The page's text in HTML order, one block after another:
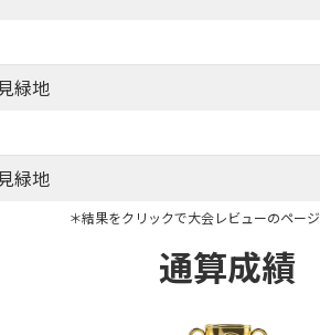
緑地
緑地
＊結果をクリックで大会レビューのペー
通算成績